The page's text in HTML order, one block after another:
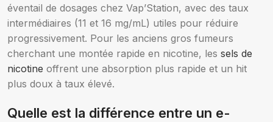
éventail de dosages chez Vap’Station, avec des taux
intermédiaires (11 et 16 mg/mL) utiles pour réduire
progressivement. Pour les anciens gros fumeurs
cherchant une montée rapide en nicotine, les sels de
nicotine offrent une absorption plus rapide et un hit
plus doux à taux élevé.
Quelle est la différence entre un e-